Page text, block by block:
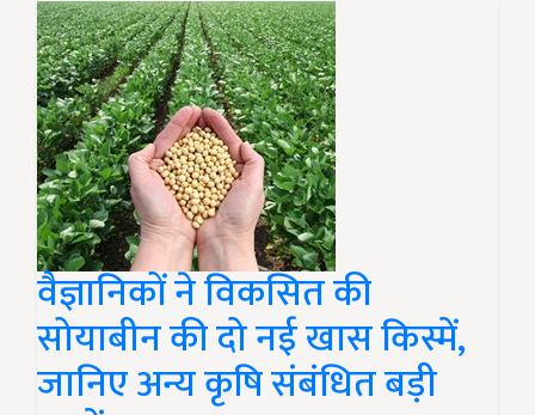
वैज्ञानिकों ने विकसित की
सोयाबीन की दो नई खास किस्में,
जानिए अन्य कृषि संबंधित बड़ी